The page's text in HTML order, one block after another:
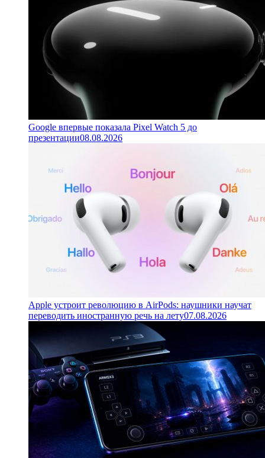
Google впервые показала Pixel Watch 5 до
презентации08.08.2026
Apple устроит революцию в AirPods: наушники научат
переводить иностранную речь на лету07.08.2026